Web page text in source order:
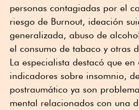
personas contagiadas por el
riesgo de Burnout, ideación
generalizada, abuso de
el consumo de tabaco y otras
La especialista destacó que en
indicadores sobre insomnio,
postraumático ya son
mental relacionados con una